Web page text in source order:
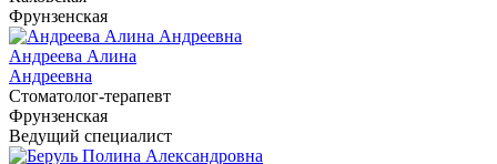
Фрунзенская
Андреева Алина
Андреевна
Cтоматолог-терапевт
Фрунзенская
Ведущий специалист